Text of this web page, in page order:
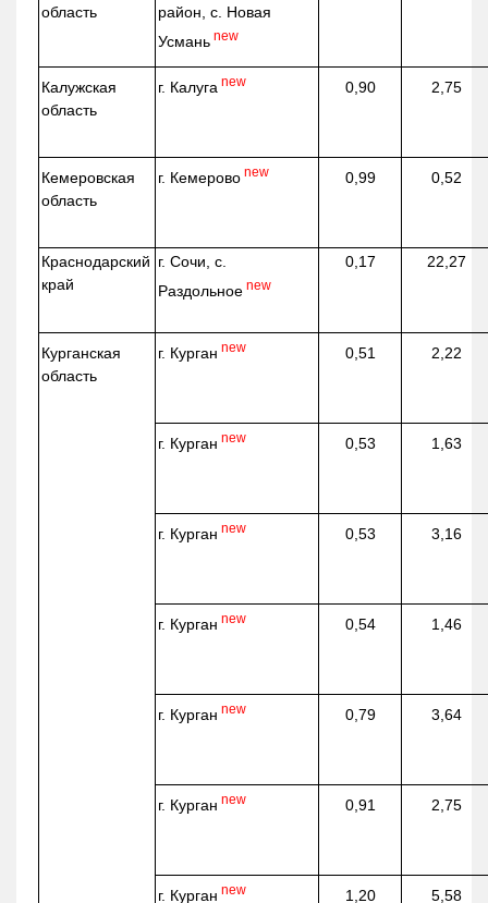
область
район, с. Новая
Усмань new
Калужская
область
г. Калуга new 0,90 2,75
Кемеровская
область
г. Кемерово new 0,99 0,52
Краснодарский
край
г. Сочи, с.
Раздольное new
0,17 22,27
Курганская
область
г. Курган new 0,51 2,22
г. Курган new 0,53 1,63
г. Курган new 0,53 3,16
г. Курган new 0,54 1,46
г. Курган new 0,79 3,64
г. Курган new 0,91 2,75
г. Курган new 1,20 5,58